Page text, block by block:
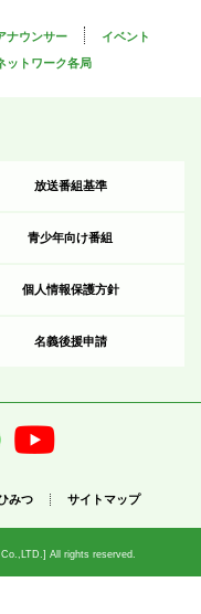
ナウンサー
イベント
ットワーク各局
放送番組基準
青少年向け番組
個人情報保護方針
名義後援申請
みつ サイトマップ
All rights reserved.